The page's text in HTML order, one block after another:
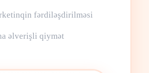
fərdiləşdirilməsi
əlverişli qiymət